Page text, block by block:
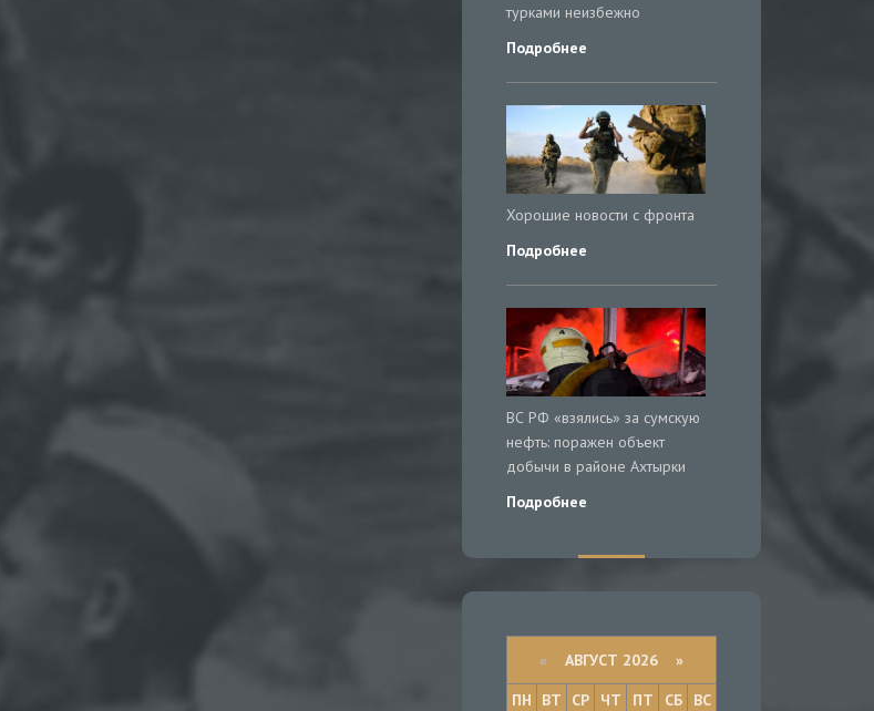
турками неизбежно
Подробнее
Хорошие новости с фронта
Подробнее
ВС РФ «взялись» за сумскую
нефть: поражен объект
добычи в районе Ахтырки
Подробнее
« АВГУСТ 2026 »
ПН
ВТ СР ЧТ ПТ СБ
ВС